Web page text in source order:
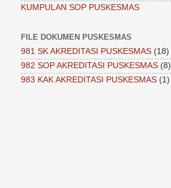
KUMPULAN SOP PUSKESMAS
FILE DOKUMEN PUSKESMAS
981 SK AKREDITASI PUSKESMAS (18)
982 SOP AKREDITASI PUSKESMAS (8)
983 KAK AKREDITASI PUSKESMAS (1)